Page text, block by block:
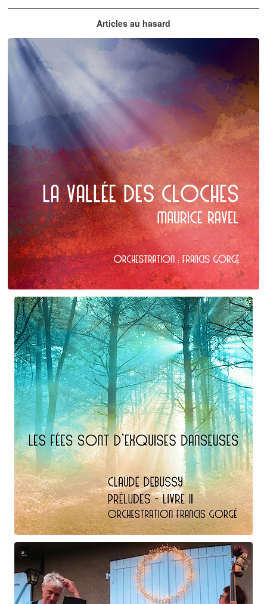
Articles au hasard
Maurice Ravel
La Vallée des cloches
Claude Debussy
Les fées ...